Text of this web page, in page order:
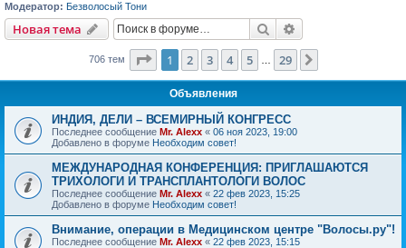
Модератор: Безволосый Тони
Новая тема Поиск
706 тем Страница из 29
1 2 3 4 5 29
Объявления
ИНДИЯ, ДЕЛИ – ВСЕМИРНЫЙ КОНГРЕСС
Последнее сообщение Mr. Alexx « 06 ноя 2023, 19:00
Добавлено в форуме Необходим совет!
МЕЖДУНАРОДНАЯ КОНФЕРЕНЦИЯ: ПРИГЛАШАЮТСЯ
ТРИХОЛОГИ И ТРАНСПЛАНТОЛОГИ ВОЛОС
Последнее сообщение Mr. Alexx « 22 фев 2023, 15:25
Добавлено в форуме Необходим совет!
Внимание, операции в Медицинском центре "Волосы.ру"!
Последнее сообщение Mr. Alexx « 22 фев 2023, 15:15